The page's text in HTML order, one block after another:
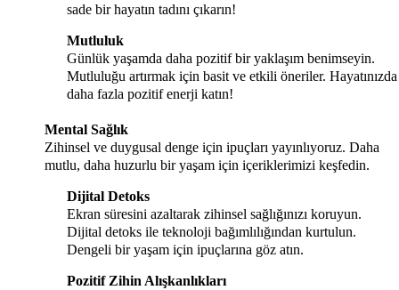
sade bir hayatın tadını çıkarın!
Mutluluk
Günlük yaşamda daha pozitif bir yaklaşım benimseyin.
Mutluluğu artırmak için basit ve etkili öneriler. Hayatınızda
daha fazla pozitif enerji katın!
Mental Sağlık
Zihinsel ve duygusal denge için ipuçları yayınlıyoruz. Daha
mutlu, daha huzurlu bir yaşam için içeriklerimizi keşfedin.
Dijital Detoks
Ekran süresini azaltarak zihinsel sağlığınızı koruyun.
Dijital detoks ile teknoloji bağımlılığından kurtulun.
Dengeli bir yaşam için ipuçlarına göz atın.
Pozitif Zihin Alışkanlıkları